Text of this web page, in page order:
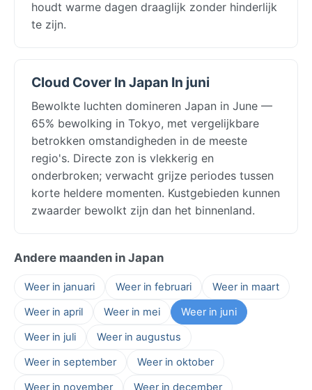
houdt warme dagen draaglijk zonder hinderlijk
te zijn.
Cloud Cover In Japan In juni
Bewolkte luchten domineren Japan in June —
65% bewolking in Tokyo, met vergelijkbare
betrokken omstandigheden in de meeste
regio's. Directe zon is vlekkerig en
onderbroken; verwacht grijze periodes tussen
korte heldere momenten. Kustgebieden kunnen
zwaarder bewolkt zijn dan het binnenland.
Andere maanden in Japan
Weer in januari Weer in februari
Weer in maart
Weer in april
Weer in mei
Weer in juni
Weer in juli
Weer in augustus
Weer in september
Weer in oktober
Weer in november
Weer in december